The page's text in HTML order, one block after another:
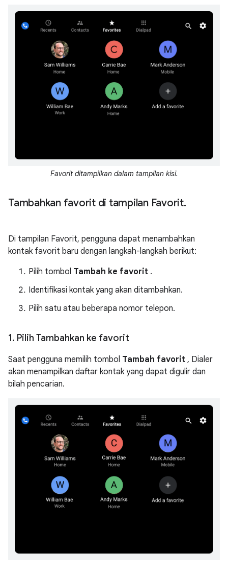
Favorit ditampilkan dalam tampilan kisi.
Tambahkan favorit di tampilan Favorit.
Di tampilan Favorit, pengguna dapat menambahkan
kontak favorit baru dengan langkah-langkah berikut:
Pilih tombol Tambah ke favorit .
Identifikasi kontak yang akan ditambahkan.
Pilih satu atau beberapa nomor telepon.
1. Pilih Tambahkan ke favorit
Saat pengguna memilih tombol Tambah favorit , Dialer
akan menampilkan daftar kontak yang dapat digulir dan
bilah pencarian.